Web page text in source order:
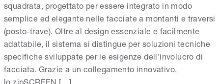
squadrata, progettato per essere integrato in modo
semplice ed elegante nelle facciate a montanti e traversi
(posto-trave). Oltre al design essenziale e facilmente
adattabile, il sistema si distingue per soluzioni tecniche
specifiche sviluppate per le esigenze dell’involucro di
facciata. Grazie a un collegamento innovativo,
lo zipSCREEN […]